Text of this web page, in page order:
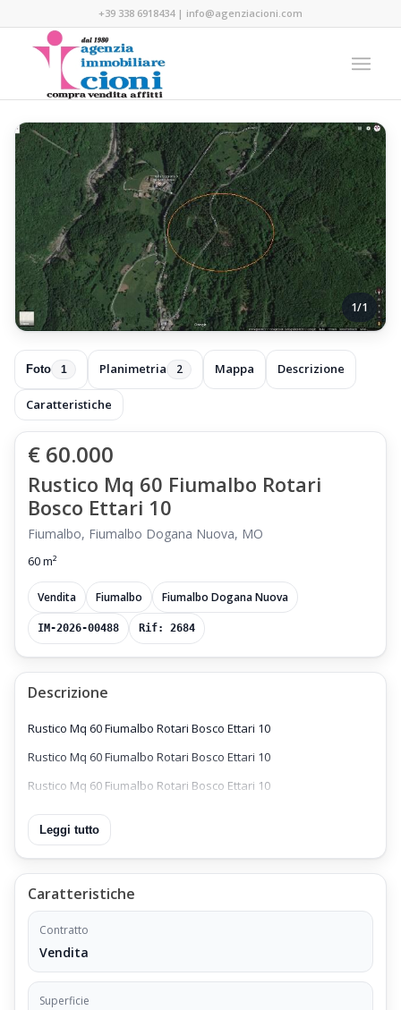
+39 338 6918434| info@agenziacioni.com
1/1
Foto 1 Planimetria 2 Mappa Descrizione
Caratteristiche
€ 60.000
Rustico Mq 60 Fiumalbo Rotari
Bosco Ettari 10
Fiumalbo, Fiumalbo Dogana Nuova, MO
60 m²
Vendita Fiumalbo Fiumalbo Dogana Nuova
IM-2026-00488 Rif: 2684
Descrizione
Rustico Mq 60 Fiumalbo Rotari Bosco Ettari 10
Rustico Mq 60 Fiumalbo Rotari Bosco Ettari 10
Rustico Mq 60 Fiumalbo Rotari Bosco Ettari 10
Leggi tutto
Caratteristiche
Contratto
Vendita
Superficie